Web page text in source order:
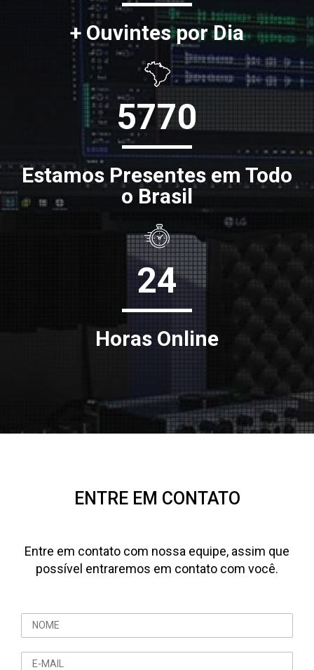
+ Ouvintes por Dia
5770
Estamos Presentes em Todo
o Brasil
24
Horas Online
ENTRE EM CONTATO
Entre em contato com nossa equipe, assim que
possível entraremos em contato com você.